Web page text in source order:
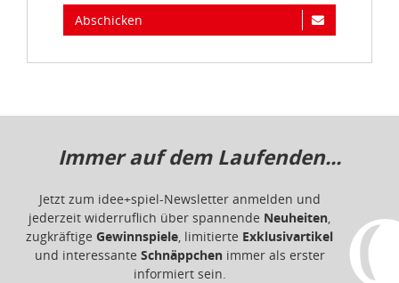
Abschicken
Immer auf dem Laufenden...
Jetzt zum idee+spiel-Newsletter anmelden und
jederzeit widerruflich über spannende Neuheiten,
zugkräftige Gewinnspiele, limitierte Exklusivartikel
und interessante Schnäppchenimmer als erster
informiert sein.